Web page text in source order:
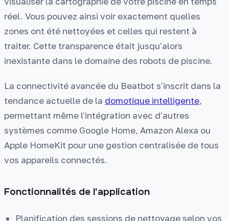
réel. Vous pouvez ainsi voir exactement quelles
zones ont été nettoyées et celles qui restent à
traiter. Cette transparence était jusqu'alors
inexistante dans le domaine des robots de piscine.
La connectivité avancée du Beatbot s'inscrit dans la
tendance actuelle de la domotique intelligente,
permettant même l'intégration avec d'autres
systèmes comme Google Home, Amazon Alexa ou
Apple HomeKit pour une gestion centralisée de tous
vos appareils connectés.
Fonctionnalités de l'application
Planification des sessions de nettoyage selon vos